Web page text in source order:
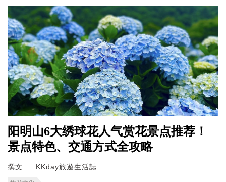
阳明山6大绣球花人气赏花景点推荐！
景点特色、交通方式全攻略
撰文 KKday旅遊生活誌